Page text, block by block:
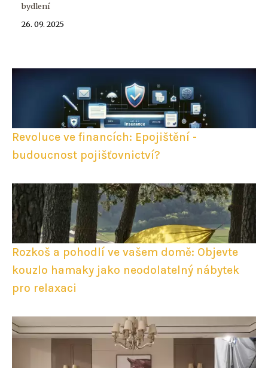
bydlení
26. 09. 2025
Revoluce ve financích: Epojištění -
budoucnost pojišťovnictví?
Rozkoš a pohodlí ve vašem domě: Objevte
kouzlo hamaky jako neodolatelný nábytek
pro relaxaci